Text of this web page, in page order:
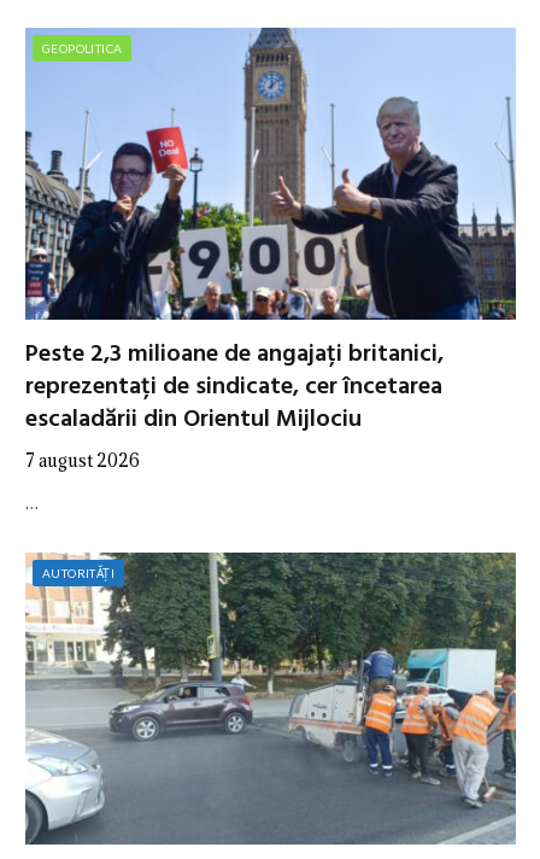
GEOPOLITICA
Peste 2,3 milioane de angajați britanici,
reprezentați de sindicate, cer încetarea
escaladării din Orientul Mijlociu
7 august 2026
…
AUTORITĂȚI